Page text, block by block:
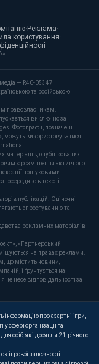
·Реклама·
користування·
·
медіа — R40-05347
та російською
правовласникам.
виключно за
Фотографії, позначені
можуть використовуватися
матеріалів, опублікованих
є розміщення активного
пошуковими
в тексті
публікацій. Оціночні
спростуванню та
рекламних матеріалів
«Партнерський
на правах реклами.
що містить новини,
і ґрунтується на
несе відповідальності за
інформацію про азартні ігри,
сфері організації та
осіб, які досягли 21-річного
ігрової залежності.